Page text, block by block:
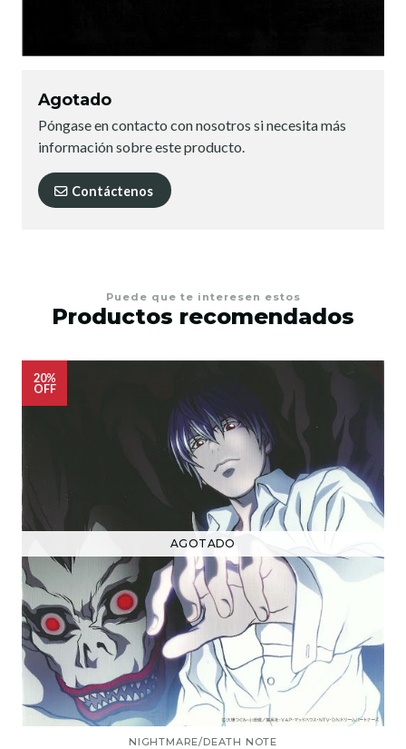
Agotado
Póngase en contacto con nosotros si necesita más
información sobre este producto.
Contáctenos
Puede que te interesen estos
Productos recomendados
20%
OFF
AGOTADO
NIGHTMARE/DEATH NOTE